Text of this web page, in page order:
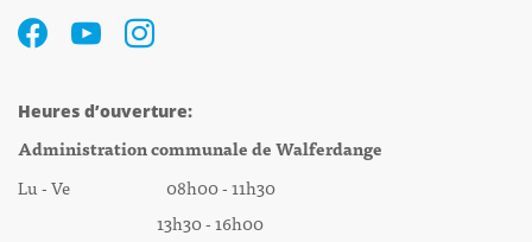
Heures d’ouverture:
Administration communale de Walferdange
Lu - Ve 08h00 - 11h30
13h30 - 16h00